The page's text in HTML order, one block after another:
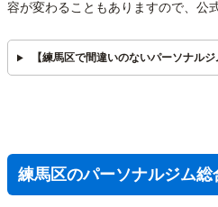
容が変わることもありますので、公
【練馬区で間違いのないパーソナルジ
練馬区のパーソナルジム総